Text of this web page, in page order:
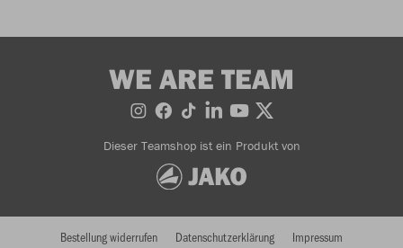
WE ARE TEAM
Dieser Teamshop ist ein Produkt von
Bestellung widerrufen Datenschutzerklärung Impressum